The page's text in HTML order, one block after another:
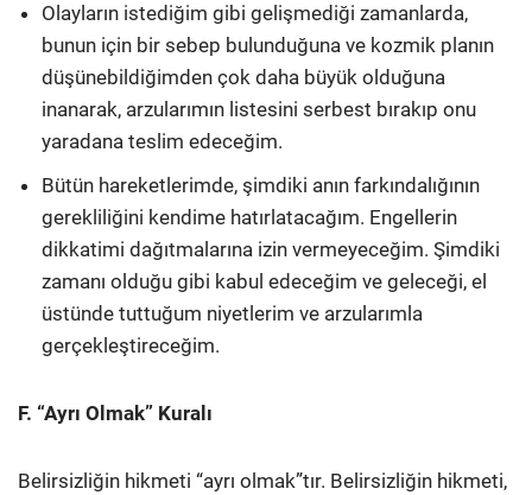
Olayların istediğim gibi gelişmediği zamanlarda,
bunun için bir sebep bulunduğuna ve kozmik planın
düşünebildiğimden çok daha büyük olduğuna
inanarak, arzularımın listesini serbest bırakıp onu
yaradana teslim edeceğim.
Bütün hareketlerimde, şimdiki anın farkındalığının
gerekliliğini kendime hatırlatacağım. Engellerin
dikkatimi dağıtmalarına izin vermeyeceğim. Şimdiki
zamanı olduğu gibi kabul edeceğim ve geleceği, el
üstünde tuttuğum niyetlerim ve arzularımla
gerçekleştireceğim.
F. “Ayrı Olmak” Kuralı
Belirsizliğin hikmeti “ayrı olmak”tır. Belirsizliğin hikmeti,